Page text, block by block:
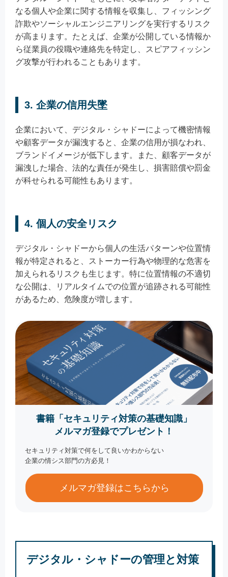
なる個人や企業に関する情報を収集し、フィッシング
詐欺やソーシャルエンジニアリングを実行するリスク
が高まります。たとえば、企業が公開している情報か
ら従業員の役職や連絡先を特定し、スピアフィッシン
グ攻撃が行われることもあります。
3. 企業の信用失墜
企業において、デジタル・シャドーによって機密情報
や顧客データが漏洩すると、企業の信用が損なわれ、
ブランドイメージが低下します。また、顧客データが
漏洩した場合、法的な責任が発生し、損害賠償や罰金
が科せられる可能性もあります。
4. 個人の安全リスク
デジタル・シャドーから個人の生活パターンや位置情
報が特定されると、ストーカー行為や物理的な危害を
加えられるリスクも生じます。特に位置情報の不適切
な公開は、リアルタイムでの位置が追跡される可能性
があるため、危険度が増します。
書籍「セキュリティ対策の基礎知識」
メルマガ登録でプレゼント！
セキュリティ対策で何をして良いかわからない
企業の情シス部門の方必見！
メルマガ登録はこちらから
デジタル・シャドーの管理と対策